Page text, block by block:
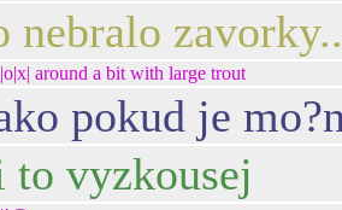
nebralo zavorky..
around a bit with large trout
pokud je
to vyzkousej